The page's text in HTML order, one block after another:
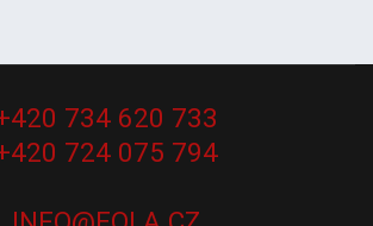
734 620 733
724 075 794